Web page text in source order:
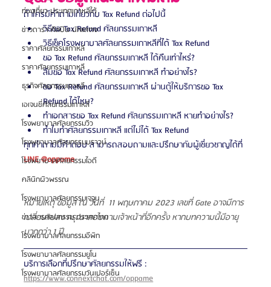
ท่องเที่ยว ประเทศเกาหลีใต้
ข่าวดารา ศิลปิน นักแสดง
ราคาศัลยกรรมเกาหลี
ราคาศัลยกรรมเกาหลี
ธุรกิจศัลยกรรมเกาหลี
เอเจนซี่ศัลยกรรมเกาหลี
โรงพยาบาลศัลยกรรมวิว
โรงพยาบาลศัลยกรรมบราวน์
โรงพยาบาลศัลยกรรมไอดี
คลินิกผิวพรรณ
โรงพยาบาลศัลยกรรมเจจุน
ข่าวสารศัลยกรรม ประเทศไทย
โรงพยาบาลศัลยกรรมอีพิก
โรงพยาบาลศัลยกรรมยูโน
โรงพยาบาลศัลยกรรมวันเปอร์เซ็น
ถ้าใครมีคำถามเกี่ยวกับ Tax Refund ต่อไปนี้
วิธีขอ Tax Refund ศัลยกรรมเกาหลี
วิธีเช็คโรงพยาบาลศัลยกรรมเกาหลีที่ได้ Tax Refund
ขอ Tax Refund ศัลยกรรมเกาหลี ได้คืนเท่าไหร่?
ลืมขอ Tax Refund ศัลยกรรมเกาหลี ทำอย่างไร?
ขอ Tax Refund ศัลยกรรมเกาหลี ผ่านตู้ให้บริการขอ Tax
Refund ได้ไหม?
ทำเอกสารขอ Tax Refund ศัลยกรรมเกาหลี หายทำอย่างไร?
ทำไมทำศัลยกรรมเกาหลี แต่ไม่ได้ Tax Refund
ทุกคำถามมีคำตอบ สามารถสอบถามและปรึกษากับผู้เชี่ยวชาญได้ที่
LINE @oppame
หมายเหตุ ข้อมูล ณ วันที่  11 พฤษภาคม 2023 เลขที่ Gate อาจมีการ
เปลี่ยนแปลง กรุณาสอบถามเจ้าหน้าที่อีกครั้ง หากบทความนี้มีอายุ
มากกว่า 1 ปี
บริการเลือกที่ปรึกษาศัลยกรรมให้ฟรี :
https://www.connextchat.com/oppame